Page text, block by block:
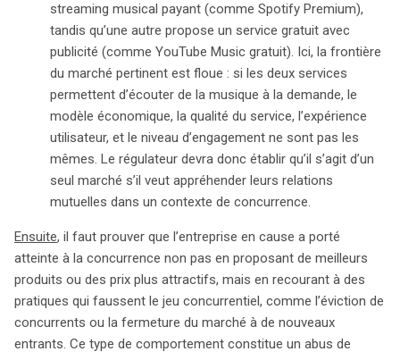
streaming musical payant (comme Spotify Premium),
tandis qu’une autre propose un service gratuit avec
publicité (comme YouTube Music gratuit). Ici, la frontière
du marché pertinent est floue : si les deux services
permettent d’écouter de la musique à la demande, le
modèle économique, la qualité du service, l’expérience
utilisateur, et le niveau d’engagement ne sont pas les
mêmes. Le régulateur devra donc établir qu’il s’agit d’un
seul marché s’il veut appréhender leurs relations
mutuelles dans un contexte de concurrence.
Ensuite, il faut prouver que l’entreprise en cause a porté
atteinte à la concurrence non pas en proposant de meilleurs
produits ou des prix plus attractifs, mais en recourant à des
pratiques qui faussent le jeu concurrentiel, comme l’éviction de
concurrents ou la fermeture du marché à de nouveaux
entrants. Ce type de comportement constitue un abus de